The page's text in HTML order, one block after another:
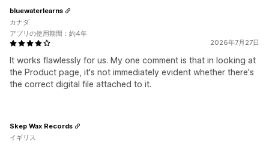
2026年7月27日
It works flawlessly for us. My one comment is that in looking at
the Product page, it's not immediately evident whether there's
the correct digital file attached to it.
bluewaterlearns
カナダ
アプリの使用期間：約4年
Skep Wax Records
イギリス